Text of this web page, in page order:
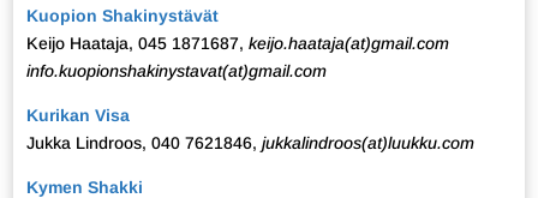
Kuopion Shakinystävät
Keijo Haataja, 045 1871687, keijo.haataja(at)gmail.com
info.kuopionshakinystavat(at)gmail.com
Kurikan Visa
Jukka Lindroos, 040 7621846, jukkalindroos(at)luukku.com
Kymen Shakki